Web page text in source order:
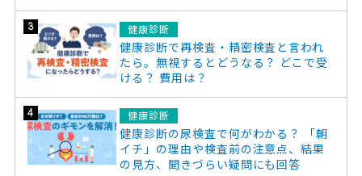
健康診断
健康診断で再検査・精密検査と言われ
たら。無視するとどうなる？ どこで受
ける？ 費用は？
健康診断
健康診断の尿検査で何がわかる？ 「朝
イチ」の理由や検査前の注意点、結果
の見方、聞きづらい疑問にも回答